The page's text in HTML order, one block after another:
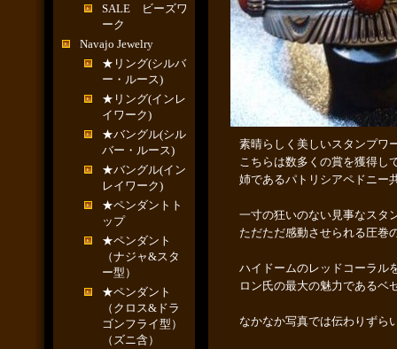
SALE ビーズワ
ーク
Navajo Jewelry
★リング(シルバ
ー・ルース)
★リング(インレ
イワーク)
★バングル(シル
バー・ルース)
★バングル(イン
レイワーク)
★ペンダントト
ップ
★ペンダント
（ナジャ&スタ
ー型）
★ペンダント
（クロス&ドラ
ゴンフライ型）
（ズニ含）
素晴らしく美しいスタンプワ
こちらは数多くの賞を獲得し
姉であるパトリシアペドニー
一寸の狂いのない見事なスタ
ただただ感動させられる圧巻
ハイドームのレッドコーラル
ロン氏の最大の魅力であるベ
なかなか写真では伝わりずら